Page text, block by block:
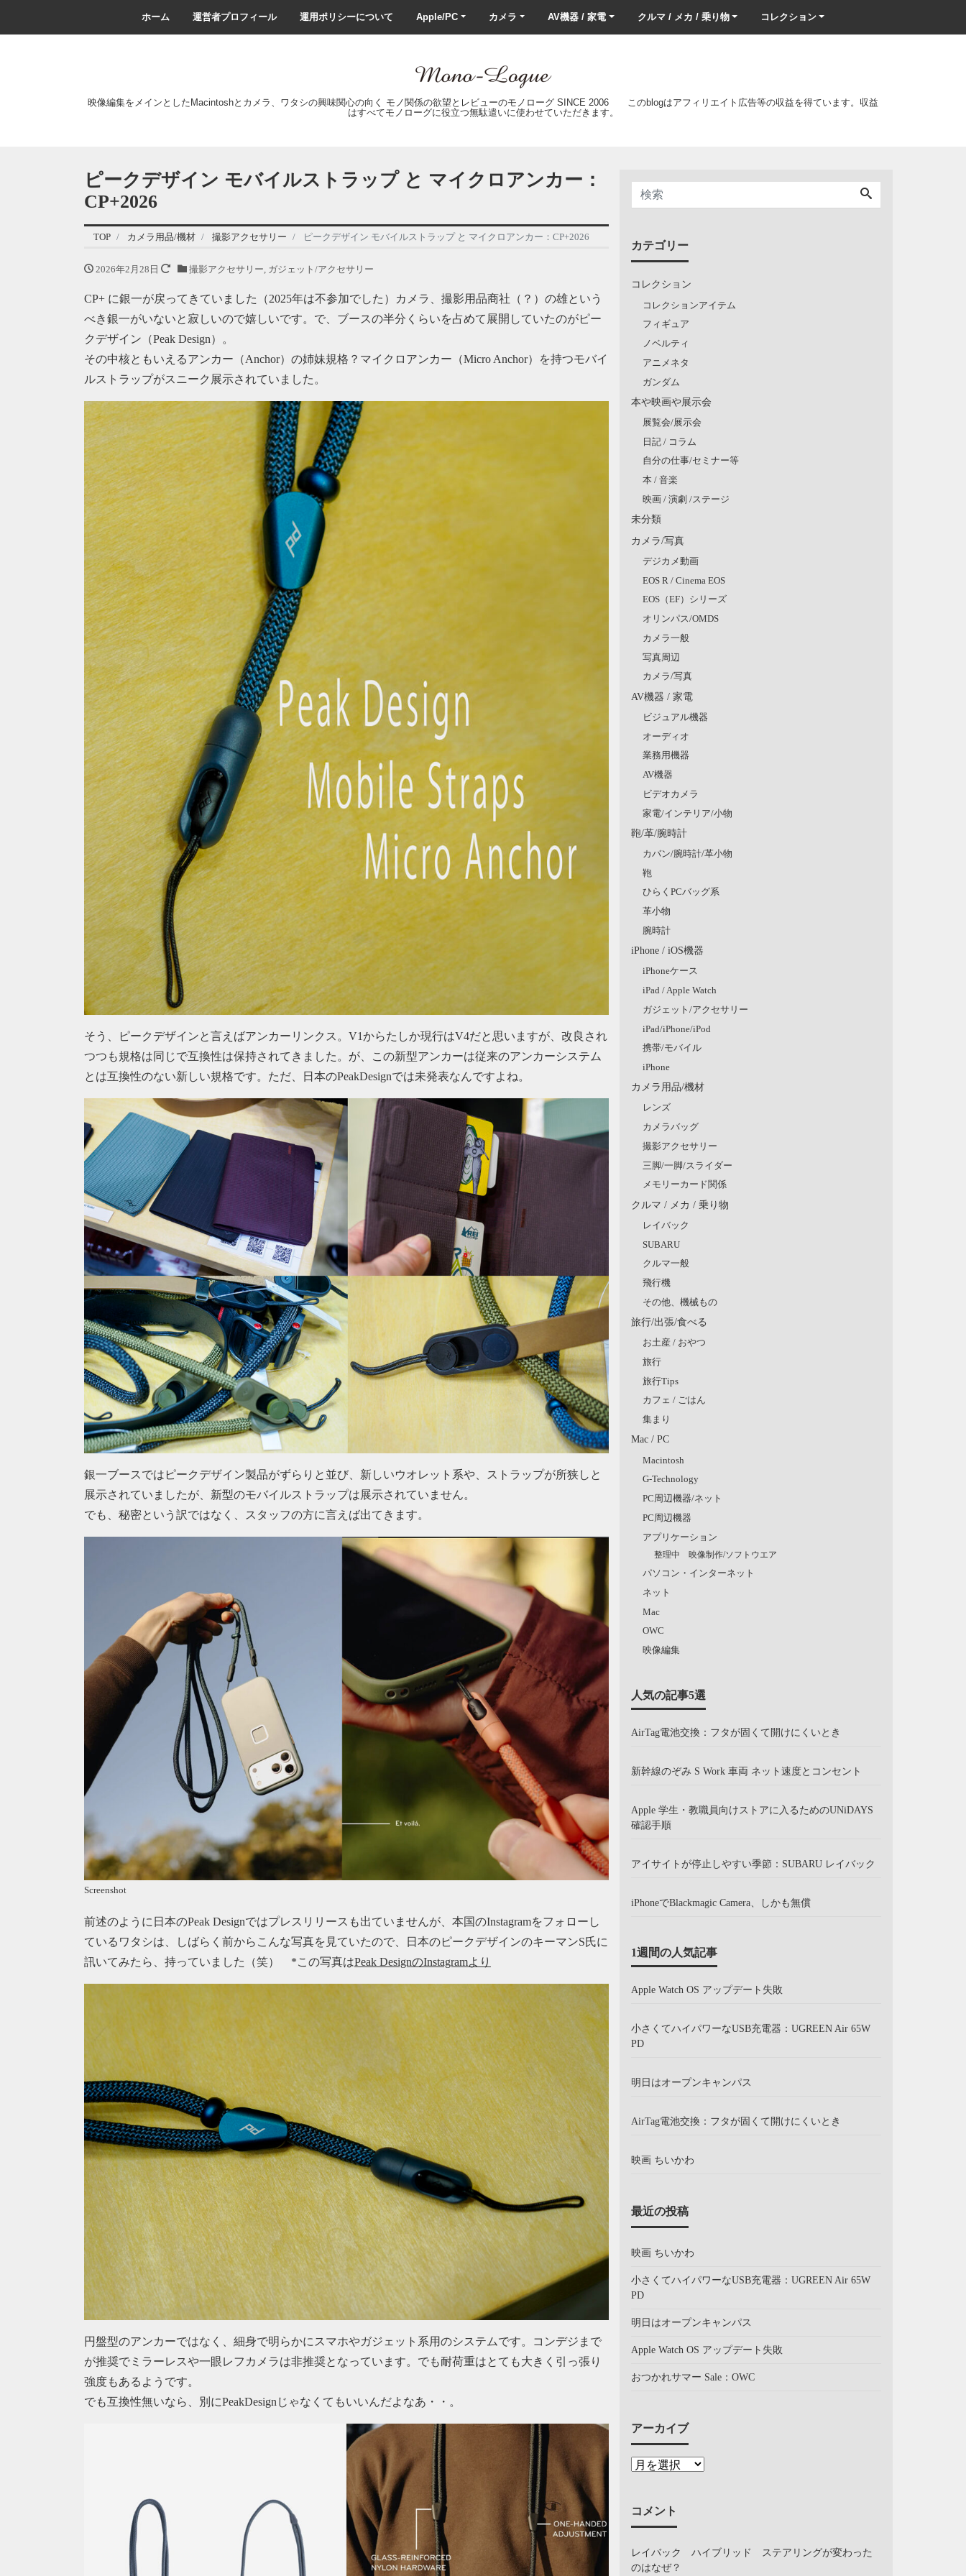
ホーム 運営者プロフィール 運用ポリシーについて Apple/PC カメラ AV機器 / 家電 クルマ / メカ / 乗り物 コレクション
映像編集をメインとしたMacintoshとカメラ、ワタシの興味関心の向く モノ関係の欲望とレビューのモノローグ SINCE 2006 このblogはアフィリエイト広告等の収益を得ています。収益
はすべてモノローグに役立つ無駄遣いに使わせていただきます。
ピークデザイン モバイルストラップ と マイクロアンカー：
CP+2026
TOP カメラ用品/機材 撮影アクセサリー ピークデザイン モバイルストラップ と マイクロアンカー：CP+2026
2026年2月28日 撮影アクセサリー, ガジェット/アクセサリー
CP+ に銀一が戻ってきていました（2025年は不参加でした）カメラ、撮影用品商社（？）の雄という
べき銀一がいないと寂しいので嬉しいです。で、ブースの半分くらいを占めて展開していたのがピー
クデザイン（Peak Design）。
その中核ともいえるアンカー（Anchor）の姉妹規格？マイクロアンカー（Micro Anchor）を持つモバイ
ルストラップがスニーク展示されていました。
そう、ピークデザインと言えばアンカーリンクス。V1からたしか現行はV4だと思いますが、改良され
つつも規格は同じで互換性は保持されてきました。が、この新型アンカーは従来のアンカーシステム
とは互換性のない新しい規格です。ただ、日本のPeakDesignでは未発表なんですよね。
銀一ブースではピークデザイン製品がずらりと並び、新しいウオレット系や、ストラップが所狭しと
展示されていましたが、新型のモバイルストラップは展示されていません。
でも、秘密という訳ではなく、スタッフの方に言えば出てきます。
Screenshot
前述のように日本のPeak Designではプレスリリースも出ていませんが、本国のInstagramをフォローし
ているワタシは、しばらく前からこんな写真を見ていたので、日本のピークデザインのキーマンS氏に
訊いてみたら、持っていました（笑） *この写真はPeak DesignのInstagramより
円盤型のアンカーではなく、細身で明らかにスマホやガジェット系用のシステムです。コンデジまで
が推奨でミラーレスや一眼レフカメラは非推奨となっています。でも耐荷重はとても大きく引っ張り
強度もあるようです。
でも互換性無いなら、別にPeakDesignじゃなくてもいいんだよなあ・・。
カテゴリー
コレクション
コレクションアイテム
フィギュア
ノベルティ
アニメネタ
ガンダム
本や映画や展示会
展覧会/展示会
日記 / コラム
自分の仕事/セミナー等
本 / 音楽
映画 / 演劇 /ステージ
未分類
カメラ/写真
デジカメ動画
EOS R / Cinema EOS
EOS（EF）シリーズ
オリンパス/OMDS
カメラ一般
写真周辺
カメラ/写真
AV機器 / 家電
ビジュアル機器
オーディオ
業務用機器
AV機器
ビデオカメラ
家電/インテリア/小物
鞄/革/腕時計
カバン/腕時計/革小物
鞄
ひらくPCバッグ系
革小物
腕時計
iPhone / iOS機器
iPhoneケース
iPad / Apple Watch
ガジェット/アクセサリー
iPad/iPhone/iPod
携帯/モバイル
iPhone
カメラ用品/機材
レンズ
カメラバッグ
撮影アクセサリー
三脚/一脚/スライダー
メモリーカード関係
クルマ / メカ / 乗り物
レイバック
SUBARU
クルマ一般
飛行機
その他、機械もの
旅行/出張/食べる
お土産 / おやつ
旅行
旅行Tips
カフェ / ごはん
集まり
Mac / PC
Macintosh
G-Technology
PC周辺機器/ネット
PC周辺機器
アプリケーション
整理中 映像制作/ソフトウエア
パソコン・インターネット
ネット
Mac
OWC
映像編集
人気の記事5選
AirTag電池交換：フタが固くて開けにくいとき
新幹線のぞみ S Work 車両 ネット速度とコンセント
Apple 学生・教職員向けストアに入るためのUNiDAYS
確認手順
アイサイトが停止しやすい季節：SUBARU レイバック
iPhoneでBlackmagic Camera、しかも無償
1週間の人気記事
Apple Watch OS アップデート失敗
小さくてハイパワーなUSB充電器：UGREEN Air 65W
PD
明日はオープンキャンパス
AirTag電池交換：フタが固くて開けにくいとき
映画 ちいかわ
最近の投稿
映画 ちいかわ
小さくてハイパワーなUSB充電器：UGREEN Air 65W
PD
明日はオープンキャンパス
Apple Watch OS アップデート失敗
おつかれサマー Sale：OWC
アーカイブ
コメント
レイバック ハイブリッド ステアリングが変わった
のはなぜ？